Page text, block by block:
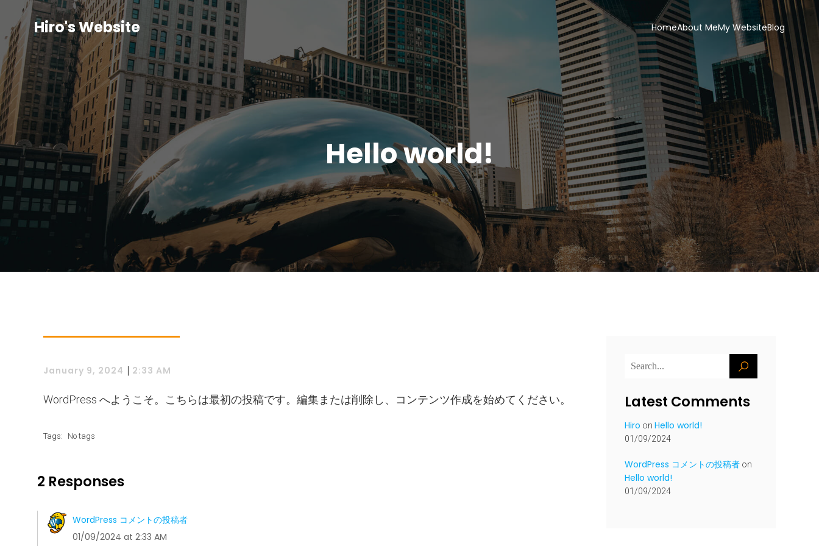
Hiro's Website HomeAbout MeMy WebsiteBlog
Hello world!
January 9, 2024 | 2:33 AM
WordPress へようこそ。こちらは最初の投稿です。編集または削除し、コンテンツ作成を始めてください。
Tags: No tags
2 Responses
WordPress コメントの投稿者
01/09/2024 at 2:33 AM
Latest Comments
Hiro on Hello world!
01/09/2024
WordPress コメントの投稿者 on
Hello world!
01/09/2024